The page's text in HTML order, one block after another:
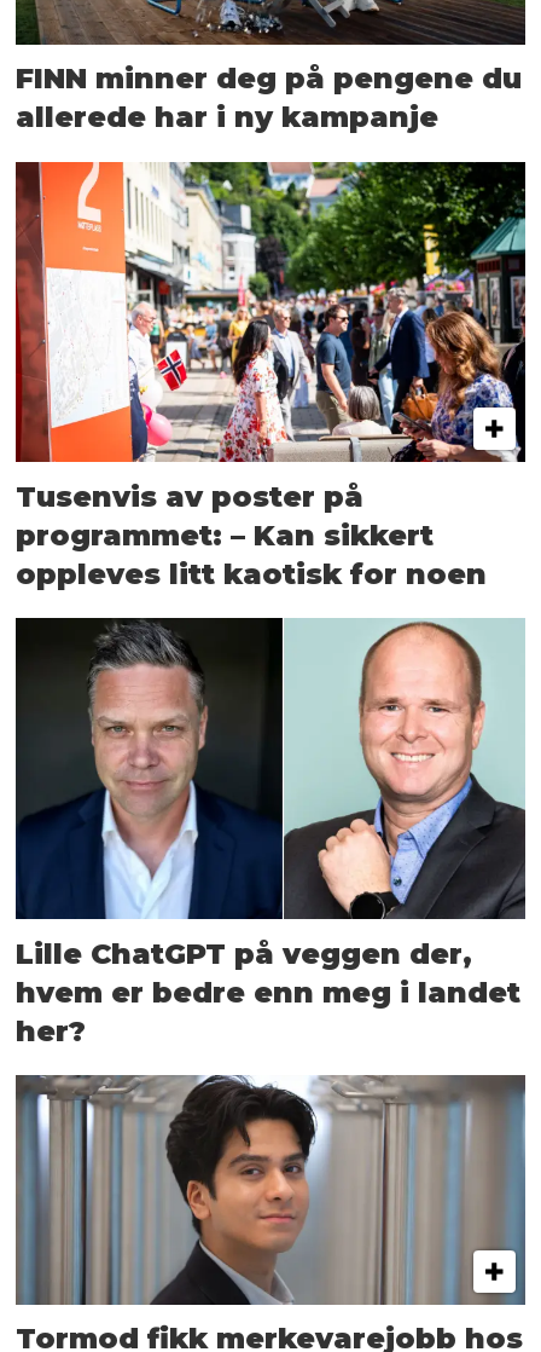
FINN minner deg på pengene du
allerede har i ny kampanje
Tusenvis av poster på
programmet: – Kan sikkert
oppleves litt kaotisk for noen
Lille ChatGPT på veggen der,
hvem er bedre enn meg i landet
her?
Tormod fikk merkevarejobb hos